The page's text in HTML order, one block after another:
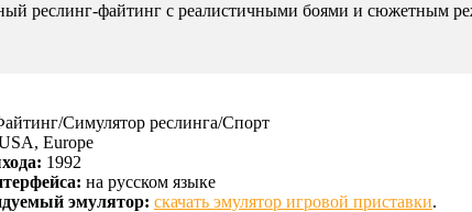
реслинг-файтинг с реалистичными боями и сюжетным
Симулятор реслинга/Спорт
Europe
1992
на русском языке
эмулятор: скачать эмулятор игровой приставки.